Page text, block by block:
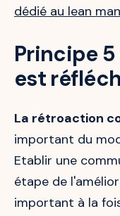
dédié au lean
Principe
est
La rétroaction
important du
Etablir une
étape de
important à la